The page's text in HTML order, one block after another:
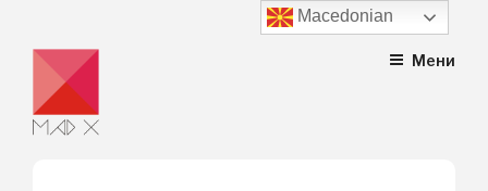
content
Мени
Macedonian